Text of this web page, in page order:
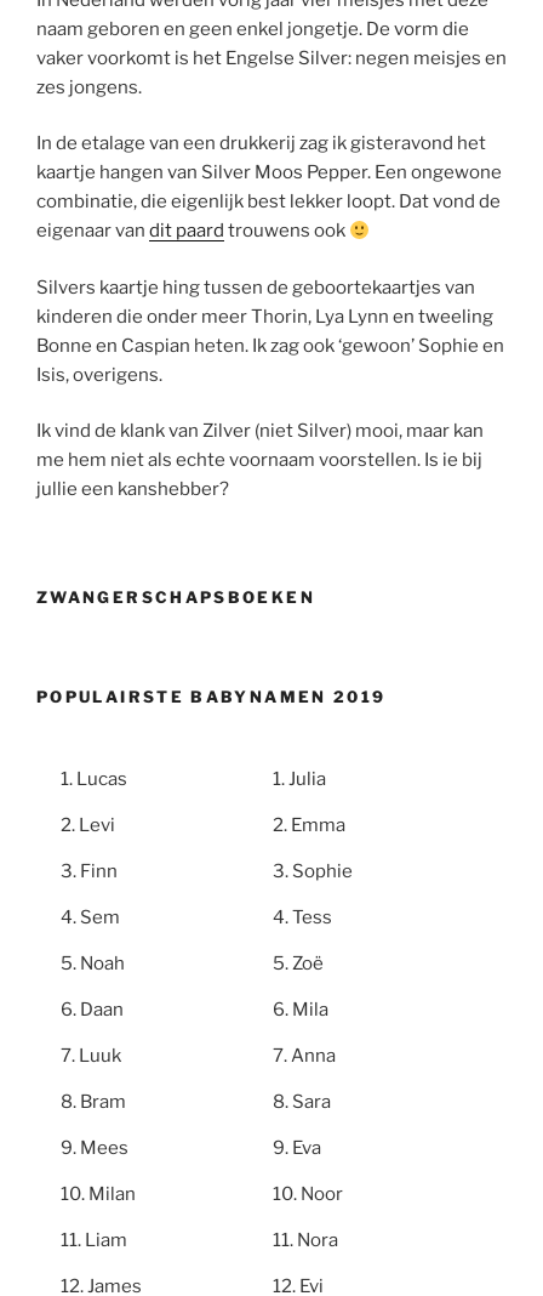
naam geboren en geen enkel jongetje. De vorm die
vaker voorkomt is het Engelse Silver: negen meisjes en
zes jongens.
In de etalage van een drukkerij zag ik gisteravond het
kaartje hangen van Silver Moos Pepper. Een ongewone
combinatie, die eigenlijk best lekker loopt. Dat vond de
eigenaar van dit paard trouwens ook
Silvers kaartje hing tussen de geboortekaartjes van
kinderen die onder meer Thorin, Lya Lynn en tweeling
Bonne en Caspian heten. Ik zag ook ‘gewoon’ Sophie en
Isis, overigens.
Ik vind de klank van Zilver (niet Silver) mooi, maar kan
me hem niet als echte voornaam voorstellen. Is ie bij
jullie een kanshebber?
ZWANGERSCHAPSBOEKEN
POPULAIRSTE BABYNAMEN 2019
Lucas
Levi
Finn
Sem
Noah
Daan
Luuk
Bram
Mees
Milan
Liam
James
Julia
Emma
Sophie
Tess
Zoë
Mila
Anna
Sara
Eva
Noor
Nora
Evi